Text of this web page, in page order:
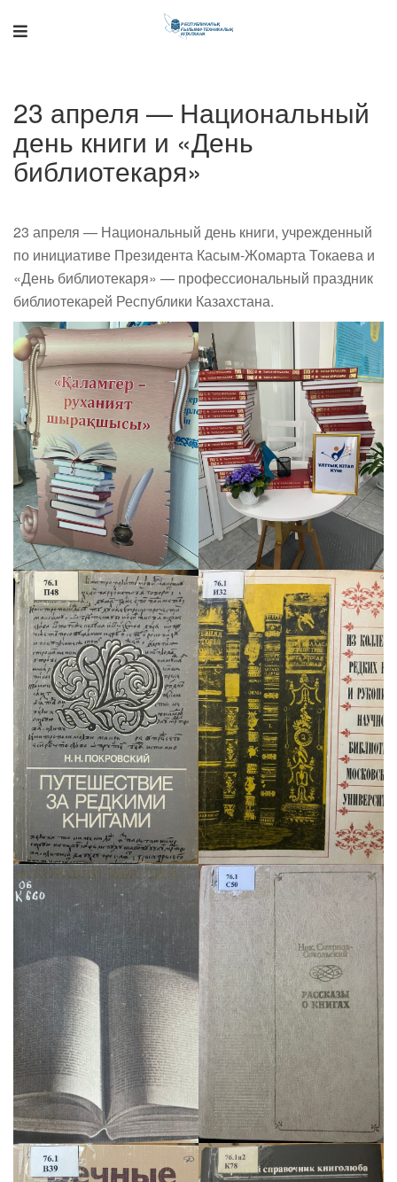
23 апреля — Национальный
день книги и «День
библиотекаря»
23 апреля — Национальный день книги, учрежденный
по инициативе Президента Касым-Жомарта Токаева и
«День библиотекаря» — профессиональный праздник
библиотекарей Республики Казахстана.
Поддержка РНТБ
Онлайн-помощник